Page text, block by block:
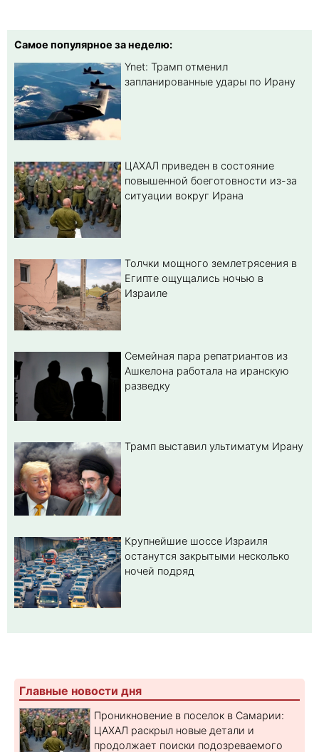
Самое популярное за неделю:
Ynet: Трамп отменил
запланированные удары по Ирану
ЦАХАЛ приведен в состояние
повышенной боеготовности из-за
ситуации вокруг Ирана
Толчки мощного землетрясения в
Египте ощущались ночью в
Израиле
Семейная пара репатриантов из
Ашкелона работала на иранскую
разведку
Трамп выставил ультиматум Ирану
Крупнейшие шоссе Израиля
останутся закрытыми несколько
ночей подряд
Главные новости дня
Проникновение в поселок в Самарии:
ЦАХАЛ раскрыл новые детали и
продолжает поиски подозреваемого